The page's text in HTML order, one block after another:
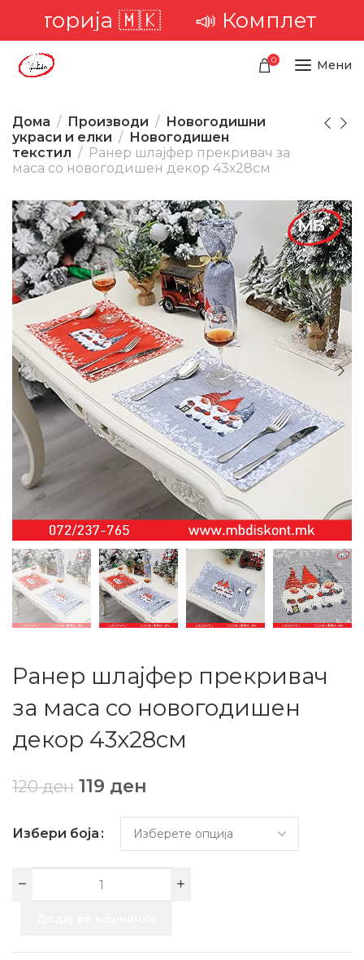
🇲🇰📣 Комплетна
0 Мени
Дома Производи
Новогодишни
украси и елки
Новогодишен
текстил
Ранер шлајфер прекривач за
маса со новогодишен декор 43х28см
-1%
Ранер шлајфер прекривач
за маса со новогодишен
декор 43х28см
120ден 119 ден
Избери боја